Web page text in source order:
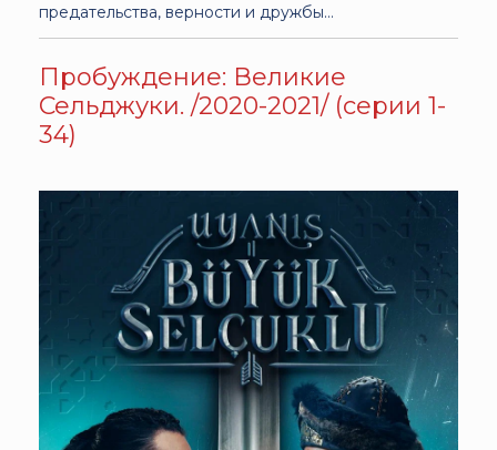
предательства, верности и дружбы…
Пробуждение: Великие
Сельджуки. /2020-2021/ (серии 1-
34)